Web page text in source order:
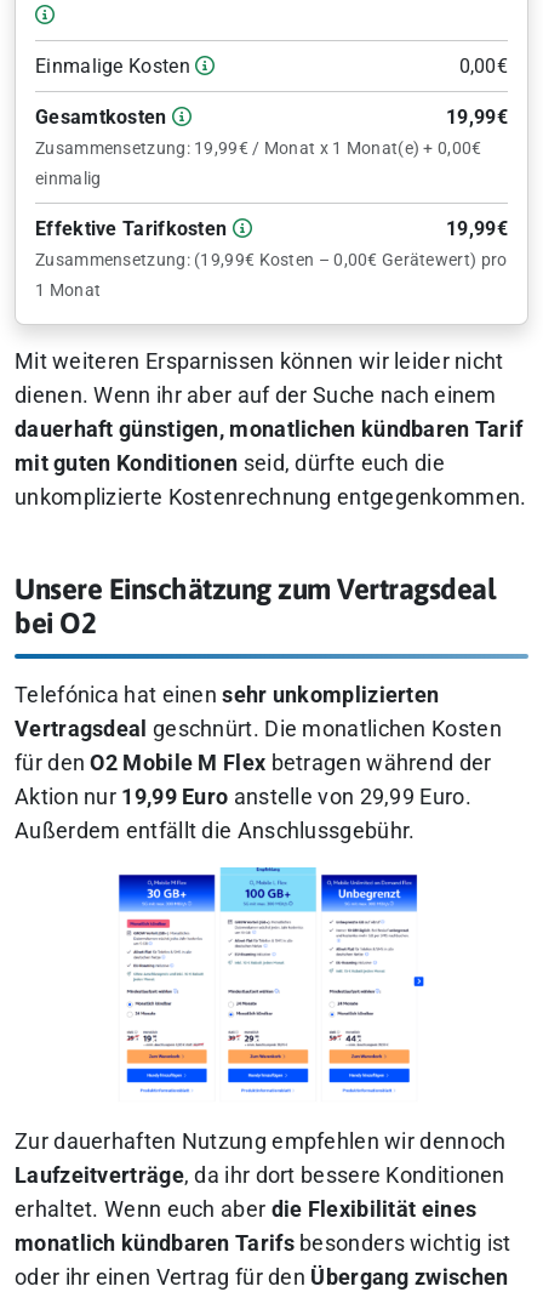
Einmalige Kosten 0,00€
Gesamtkosten 19,99€
Zusammensetzung: 19,99€ / Monat x 1 Monat(e) + 0,00€
einmalig
Effektive Tarifkosten 19,99€
Zusammensetzung: (19,99€ Kosten – 0,00€ Gerätewert) pro
1 Monat
Mit weiteren Ersparnissen können wir leider nicht
dienen. Wenn ihr aber auf der Suche nach einem
dauerhaft günstigen, monatlichen kündbaren Tarif
mit guten Konditionen seid, dürfte euch die
unkomplizierte Kostenrechnung entgegenkommen.
Unsere Einschätzung zum Vertragsdeal
bei O2
Telefónica hat einensehr unkomplizierten
Vertragsdeal geschnürt. Die monatlichen Kosten
für denO2 Mobile M Flex betragen während der
Aktion nur 19,99 Euro anstelle von 29,99 Euro.
Außerdem entfällt die Anschlussgebühr.
Zur dauerhaften Nutzung empfehlen wir dennoch
Laufzeitverträge, da ihr dort bessere Konditionen
erhaltet. Wenn euch aber die Flexibilität eines
monatlich kündbaren Tarifsbesonders wichtig ist
oder ihr einen Vertrag für den Übergang zwischen